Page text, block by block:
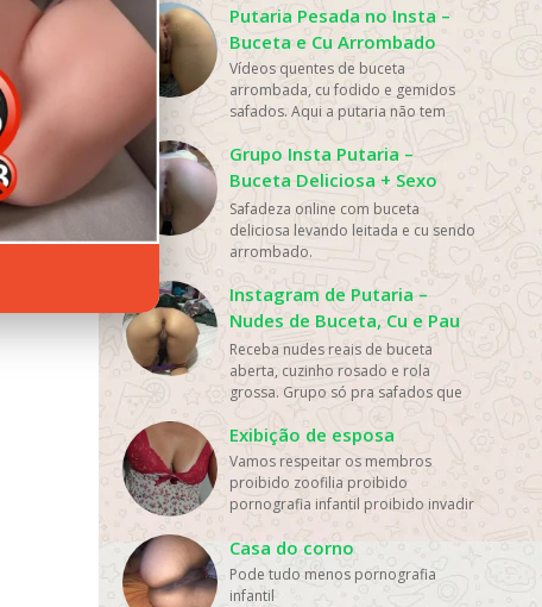
os
Leia
se
Putaria Pesada no Insta –
Buceta e Cu Arrombado
Vídeos quentes de buceta
arrombada, cu fodido e gemidos
safados. Aqui a putaria não tem
limite.
Grupo Insta Putaria –
Buceta Deliciosa + Sexo
Anal
Safadeza online com buceta
deliciosa levando leitada e cu sendo
arrombado.
https://gruposwhatsapp.blog
Instagram de Putaria –
Nudes de Buceta, Cu e Pau
Sem Frescura
Receba nudes reais de buceta
aberta, cuzinho rosado e rola
grossa. Grupo só pra safados que
Exibição de esposa
Vamos respeitar os membros
proibido zoofilia proibido
pornografia infantil proibido invadir
PV proibido fotos de pinto ...
Casa do corno
Pode tudo menos pornografia
infantil